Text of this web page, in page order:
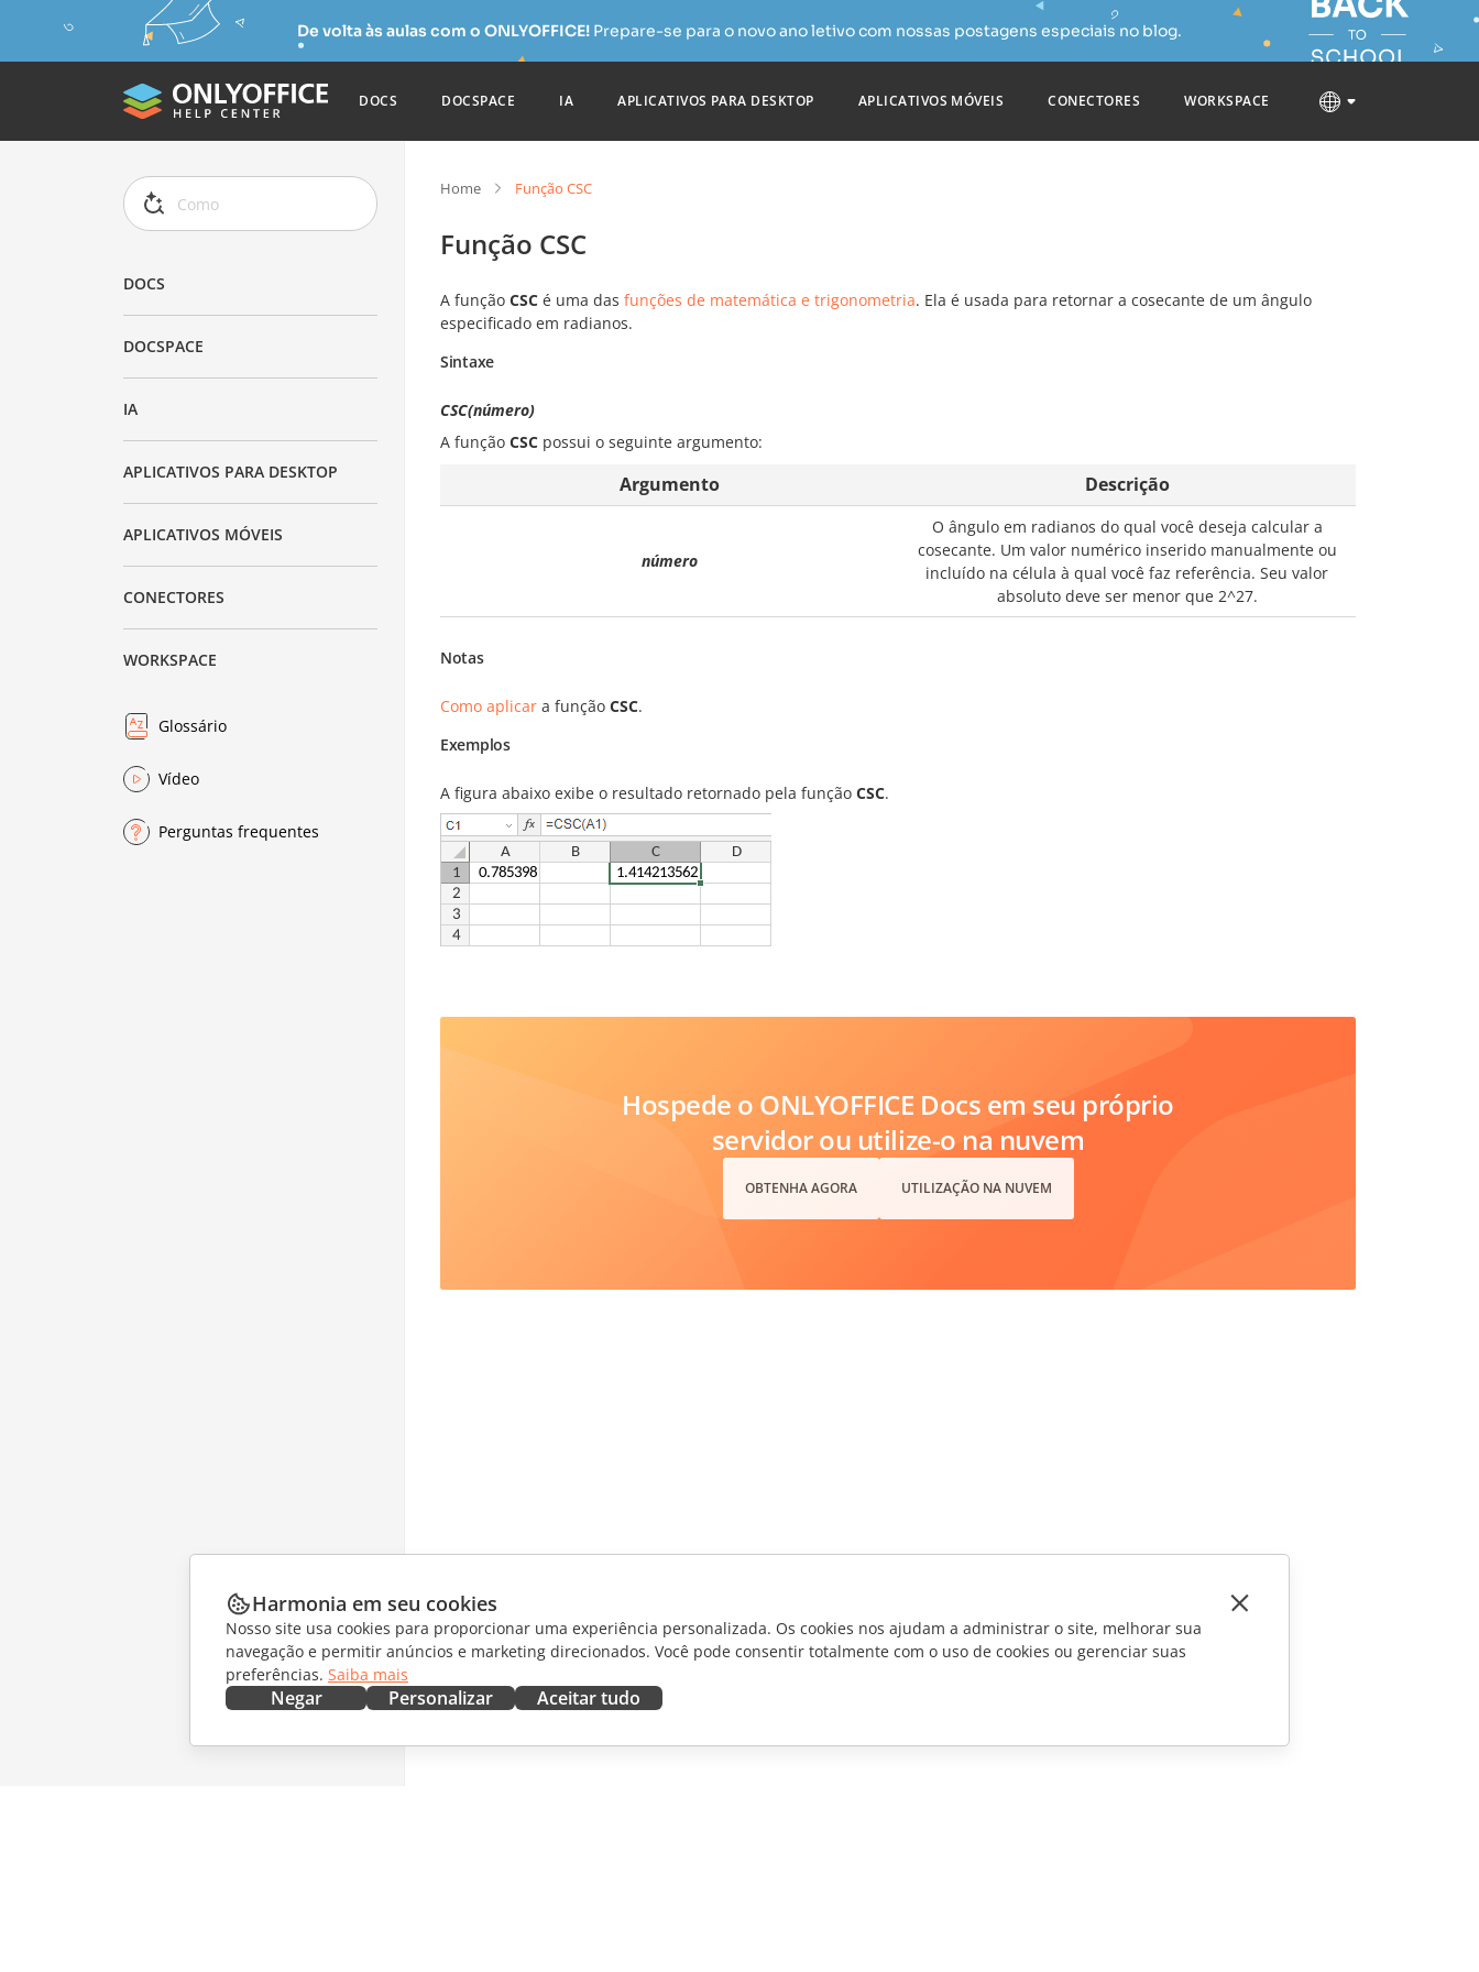
De volta às aulas com o ONLYOFFICE! Prepare-se para o novo ano letivo com nossas postagens especiais no blog.
DOCS DOCSPACE IA APLICATIVOS PARA DESKTOP APLICATIVOS MÓVEIS CONECTORES WORKSPACE
DOCS
DOCSPACE
IA
APLICATIVOS PARA DESKTOP
APLICATIVOS MÓVEIS
CONECTORES
WORKSPACE
Glossário
Vídeo
Perguntas frequentes
Home Função CSC
Função CSC
A função CSC é uma das funções de matemática e trigonometria. Ela é usada para retornar a cosecante de um ângulo
especificado em radianos.
Sintaxe
CSC(número)
A função CSC possui o seguinte argumento:
Argumento Descrição
número
O ângulo em radianos do qual você deseja calcular a
cosecante. Um valor numérico inserido manualmente ou
incluído na célula à qual você faz referência. Seu valor
absoluto deve ser menor que 2^27.
Notas
Como aplicar a função CSC.
Exemplos
A figura abaixo exibe o resultado retornado pela função CSC.
Hospede o ONLYOFFICE Docs em seu próprio
servidor ou utilize-o na nuvem
OBTENHA AGORA UTILIZAÇÃO NA NUVEM
Harmonia em seu cookies
Nosso site usa cookies para proporcionar uma experiência personalizada. Os cookies nos ajudam a administrar o site, melhorar sua
navegação e permitir anúncios e marketing direcionados. Você pode consentir totalmente com o uso de cookies ou gerenciar suas
preferências. Saiba mais
Negar Personalizar Aceitar tudo